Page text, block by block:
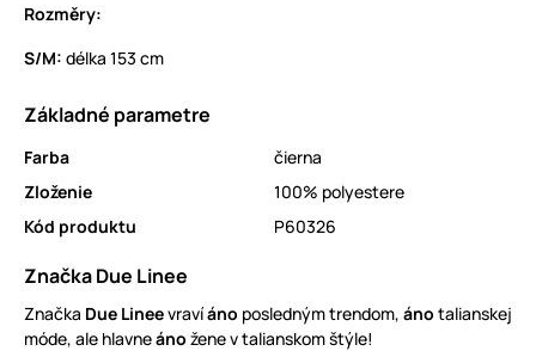
Rozměry:
S/M: délka 153 cm
Základné parametre
Farba
čierna
Zloženie
100% polyestere
Kód produktu
P60326
Značka Due Linee
Značka Due Lineevravíáno posledným trendom, áno talianskej
móde, ale hlavneáno žene v talianskom štýle!